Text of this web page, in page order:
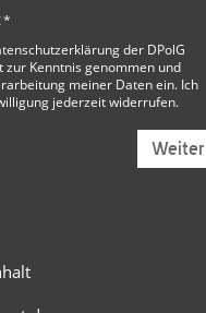
*
der DPolG
zur Kenntnis genommen und
meiner Daten ein. Ich
jederzeit widerrufen.
Weiter